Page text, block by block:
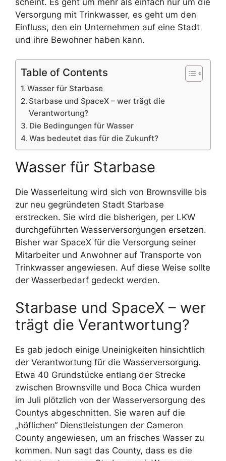
scheint. Es geht um mehr als einfach nur um die
Versorgung mit Trinkwasser, es geht um den
Einfluss, den ein Unternehmen auf eine Stadt
und ihre Bewohner haben kann.
Table of Contents
Wasser für Starbase
Starbase und SpaceX – wer trägt die
Verantwortung?
Die Bedingungen für Wasser
Was bedeutet das für die Zukunft?
Wasser für Starbase
Die Wasserleitung wird sich von Brownsville bis
zur neu gegründeten Stadt Starbase
erstrecken. Sie wird die bisherigen, per LKW
durchgeführten Wasserversorgungen ersetzen.
Bisher war SpaceX für die Versorgung seiner
Mitarbeiter und Anwohner auf Transporte von
Trinkwasser angewiesen. Auf diese Weise sollte
der Wasserbedarf gedeckt werden.
Starbase und SpaceX – wer
trägt die Verantwortung?
Es gab jedoch einige Uneinigkeiten hinsichtlich
der Verantwortung für die Wasserversorgung.
Etwa 40 Grundstücke entlang der Strecke
zwischen Brownsville und Boca Chica wurden
im Juli plötzlich von der Wasserversorgung des
Countys abgeschnitten. Sie waren auf die
„höflichen“ Dienstleistungen der Cameron
County angewiesen, um an frisches Wasser zu
kommen. Nun sagt das County, dass es die